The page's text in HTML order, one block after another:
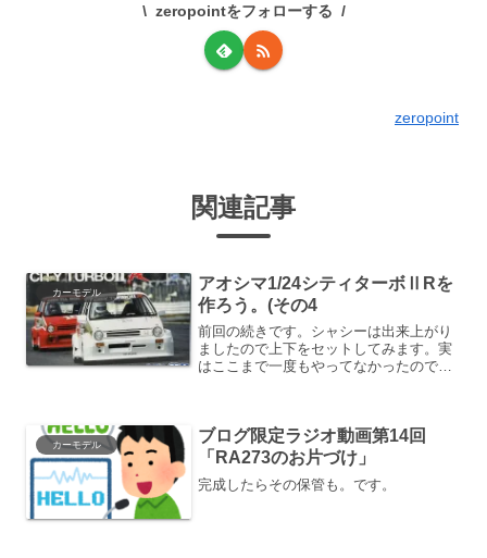
zeropointをフォローする
zeropoint
関連記事
カーモデル
アオシマ1/24シティターボⅡRを
作ろう。(その4
前回の続きです。シャシーは出来上がり
ましたので上下をセットしてみます。実
はここまで一度もやってなかったので
削ります。2ｍｍくらいの長...
カーモデル
ブログ限定ラジオ動画第14回
「RA273のお片づけ」
完成したらその保管も。です。